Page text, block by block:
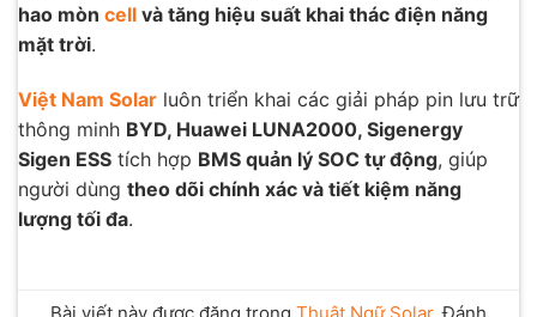
hao mòn cell và tăng hiệu suất khai thác điện năng
mặt trời.
Việt Nam Solar luôn triển khai các giải pháp pin lưu trữ
thông minh BYD, Huawei LUNA2000, Sigenergy
Sigen ESS tích hợp BMS quản lý SOC tự động, giúp
người dùng theo dõi chính xác và tiết kiệm năng
lượng tối đa.